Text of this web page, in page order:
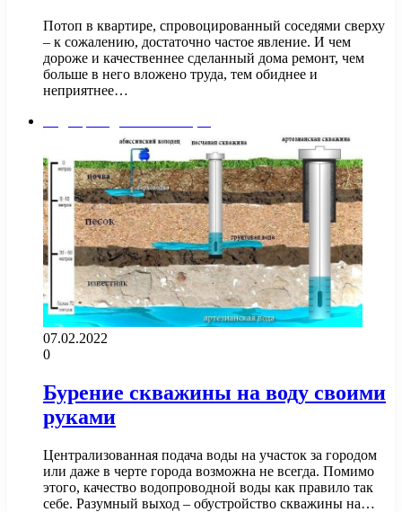
Потоп в квартире, спровоцированный соседями сверху
– к сожалению, достаточно частое явление. И чем
дороже и качественнее сделанный дома ремонт, чем
больше в него вложено труда, тем обиднее и
неприятнее…
07.02.2022
0
Бурение скважины на воду своими
руками
Централизованная подача воды на участок за городом
или даже в черте города возможна не всегда. Помимо
этого, качество водопроводной воды как правило так
себе. Разумный выход – обустройство скважины на…